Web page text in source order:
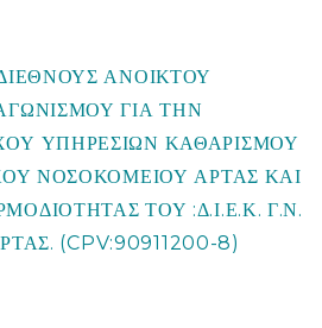
ΑΝΟΙΚΤΟΥ
ΓΙΑ ΤΗΝ
ΥΠΗΡΕΣΙΩΝ ΚΑΘΑΡΙΣΜΟΥ
ΝΟΣΟΚΟΜΕΙΟΥ ΑΡΤΑΣ ΚΑΙ
ΤΟΥ :Δ.Ι.Ε.Κ. Γ.Ν.
(CPV:90911200-8)